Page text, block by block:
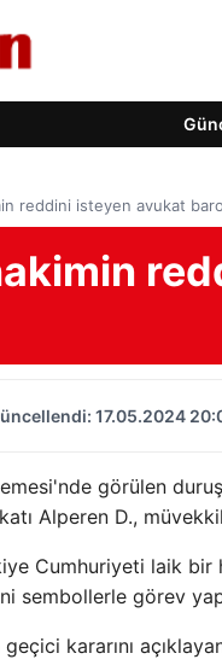
reddini isteyen avukat
17.05.2024
görülen
Alperen D.,
Cumhuriyeti laik bir
sembollerle görev
kararını